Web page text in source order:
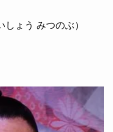
しょう みつのぶ）